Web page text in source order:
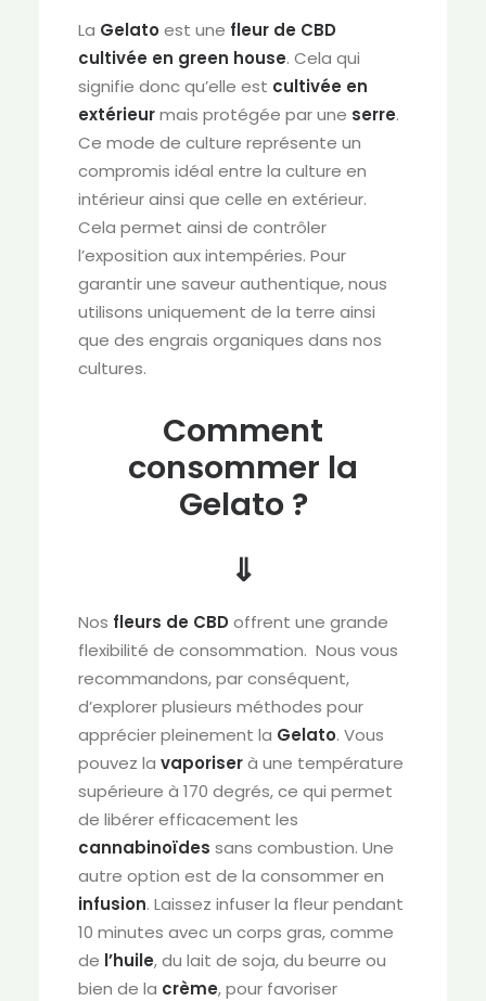
La Gelatoest une fleur de CBD
cultivée en green house. Cela qui
signifie donc qu’elle est cultivée en
extérieurmais protégée par une serre.
Ce mode de culture représente un
compromis idéal entre la culture en
intérieur ainsi que celle en extérieur.
Cela permet ainsi de contrôler
l’exposition aux intempéries. Pour
garantir une saveur authentique, nous
utilisons uniquement de la terre ainsi
que des engrais organiques dans nos
cultures.
Comment
consommer la
Gelato ?
⇓
Nos fleurs de CBD offrent une grande
flexibilité de consommation. Nous vous
recommandons, par conséquent,
d’explorer plusieurs méthodes pour
apprécier pleinement la Gelato. Vous
pouvez la vaporiserà une température
supérieure à 170 degrés, ce qui permet
de libérer efficacement les
cannabinoïdes sans combustion. Une
autre option est de la consommer en
infusion. Laissez infuser la fleur pendant
10 minutes avec un corps gras, comme
de l’huile, du lait de soja, du beurre ou
bien de la crème, pour favoriser